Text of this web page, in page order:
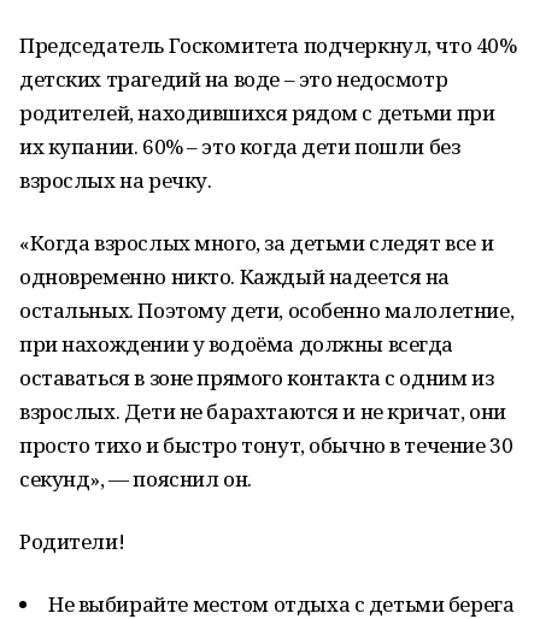
Председатель Госкомитета подчеркнул, что 40%
детских трагедий на воде – это недосмотр
родителей, находившихся рядом с детьми при
их купании. 60% – это когда дети пошли без
взрослых на речку.
«Когда взрослых много, за детьми следят все и
одновременно никто. Каждый надеется на
остальных. Поэтому дети, особенно малолетние,
при нахождении у водоёма должны всегда
оставаться в зоне прямого контакта с одним из
взрослых. Дети не барахтаются и не кричат, они
просто тихо и быстро тонут, обычно в течение 30
секунд», — пояснил он.
Родители!
Не выбирайте местом отдыха с детьми берега